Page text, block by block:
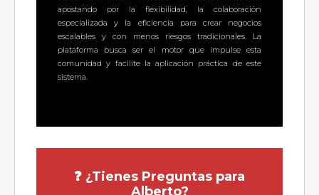
apostando por la flexibilidad, la colaboración
especializada y la eficiencia para crear negocios
escalables y con menos riesgos tradicionales. La
plataforma busca ser el motor que impulse esta
comunidad y facilite la aplicación práctica de este
sistema.
❓ ¿Tienes Preguntas para
Alberto?